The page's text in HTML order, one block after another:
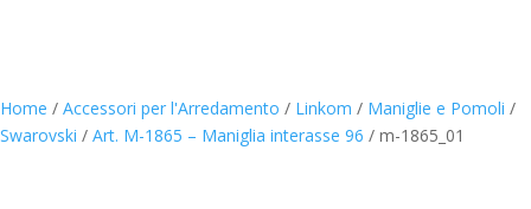
Home / Accessori per l'Arredamento / Linkom / Maniglie e Pomoli /
Swarovski / Art. M-1865 – Maniglia interasse 96 / m-1865_01